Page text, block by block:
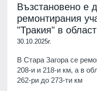
Възстановено е
ремонтирания
"Тракия" в
30.10.2025г.
В Стара Загора се
208-и и 218-и км, а в
262-ри до 273-ти км